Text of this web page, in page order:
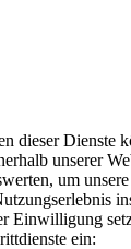
dieser Dienste
unserer
um
Einwilligung
ein: